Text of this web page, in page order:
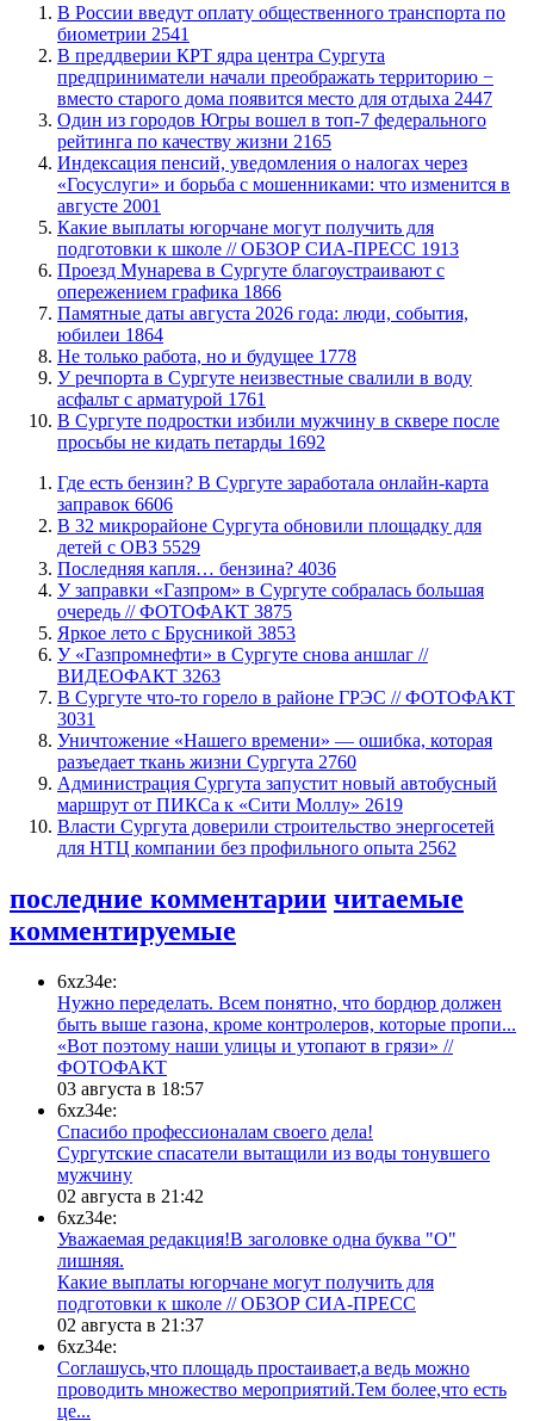
В России введут оплату общественного транспорта по
биометрии 2541
​В преддверии КРТ ядра центра Сургута
предприниматели начали преображать территорию −
вместо старого дома появится место для отдыха 2447
Один из городов Югры вошел в топ-7 федерального
рейтинга по качеству жизни 2165
​Индексация пенсий, уведомления о налогах через
«Госуслуги» и борьба с мошенниками: что изменится в
августе 2001
Какие выплаты югорчане могут получить для
подготовки к школе // ОБЗОР СИА-ПРЕСС 1913
​Проезд Мунарева в Сургуте благоустраивают с
опережением графика 1866
​Памятные даты августа 2026 года: люди, события,
юбилеи 1864
​Не только работа, но и будущее 1778
​У речпорта в Сургуте неизвестные свалили в воду
асфальт с арматурой 1761
В Сургуте подростки избили мужчину в сквере после
просьбы не кидать петарды 1692
​Где есть бензин? В Сургуте заработала онлайн-карта
заправок 6606
В 32 микрорайоне Сургута обновили площадку для
детей с ОВЗ 5529
​Последняя капля… бензина? 4036
​У заправки «Газпром» в Сургуте собралась большая
очередь // ФОТОФАКТ 3875
Яркое лето с Брусникой 3853
У «Газпромнефти» в Сургуте снова аншлаг //
ВИДЕОФАКТ 3263
​В Сургуте что-то горело в районе ГРЭС // ФОТОФАКТ
3031
​Уничтожение «Нашего времени» — ошибка, которая
разъедает ткань жизни Сургута 2760
​Администрация Сургута запустит новый автобусный
маршрут от ПИКСа к «Сити Моллу» 2619
Власти Сургута доверили строительство энергосетей
для НТЦ компании без профильного опыта 2562
последние комментарии читаемые
комментируемые
6xz34e:
Нужно переделать. Всем понятно, что бордюр должен
быть выше газона, кроме контролеров, которые пропи...
«Вот поэтому наши улицы и утопают в грязи» //
ФОТОФАКТ
03 августа в 18:57
6xz34e:
Спасибо профессионалам своего дела!
Сургутские спасатели вытащили из воды тонувшего
мужчину
02 августа в 21:42
6xz34e:
Уважаемая редакция!В заголовке одна буква "О"
лишняя.
Какие выплаты югорчане могут получить для
подготовки к школе // ОБЗОР СИА-ПРЕСС
02 августа в 21:37
6xz34e:
Соглашусь,что площадь простаивает,а ведь можно
проводить множество мероприятий.Тем более,что есть
це...